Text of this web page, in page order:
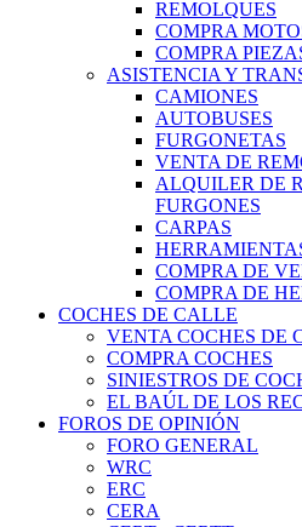
REMOLQUES
COMPRA
COMPRA
ASISTENCIA Y
CAMIONES
AUTOBUSES
FURGONETAS
VENTA DE
ALQUILER DE
FURGONES
CARPAS
COMPRA DE
COMPRA DE
COCHES DE CALLE
VENTA COCHES DE
COMPRA COCHES
SINIESTROS DE
EL BAÚL DE LOS
FOROS DE OPINIÓN
FORO GENERAL
WRC
ERC
CERA